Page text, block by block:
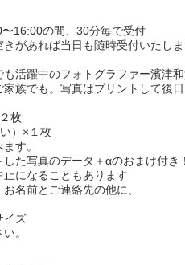
16:00の間、30分毎で受付
があれば当日も随時受付いたし
活躍中のフォトグラファー濱津
族でも。写真はプリントして後
枚
）×１枚
す。
た写真のデータ＋αのおまけ付き！
になることもあります
名前とご連絡先の他に、
イズ
。